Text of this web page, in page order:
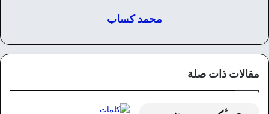
محمد كساب
مقالات ذات صلة